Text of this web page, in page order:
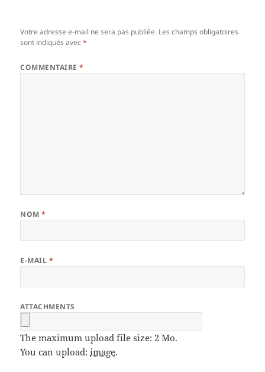
Votre adresse e-mail ne sera pas publiée. Les champs obligatoires
sont indiqués avec*
COMMENTAIRE*
NOM*
E-MAIL *
ATTACHMENTS
The maximum upload file size: 2 Mo.
You can upload:image.